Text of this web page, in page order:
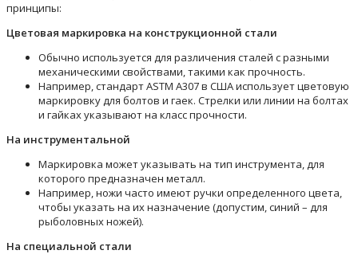
принципы:
Цветовая маркировка на конструкционной стали
Обычно используется для различения сталей с разными
механическими свойствами, такими как прочность.
Например, стандарт ASTM A307 в США использует цветовую
маркировку для болтов и гаек. Стрелки или линии на болтах
и гайках указывают на класс прочности.
На инструментальной
Маркировка может указывать на тип инструмента, для
которого предназначен металл.
Например, ножи часто имеют ручки определенного цвета,
чтобы указать на их назначение (допустим, синий – для
рыболовных ножей).
На специальной стали